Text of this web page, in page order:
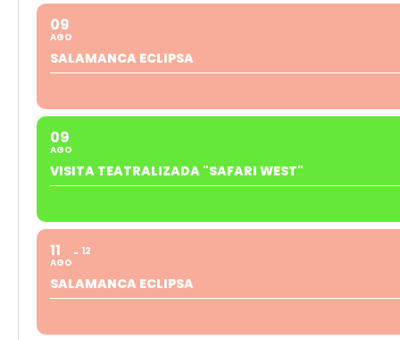
09
AGO
SALAMANCA ECLIPSA
09
AGO
VISITA TEATRALIZADA "SAFARI WEST"
11
AGO
12
SALAMANCA ECLIPSA